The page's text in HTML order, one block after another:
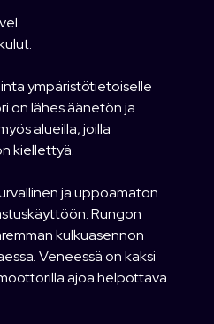
ympäristötietoiselle
on lähes äänetön ja
alueilla, joilla
kiellettyä.
ja uppoamaton
Rungon
kulkuasennon
Veneessä on kaksi
ajoa helpottava